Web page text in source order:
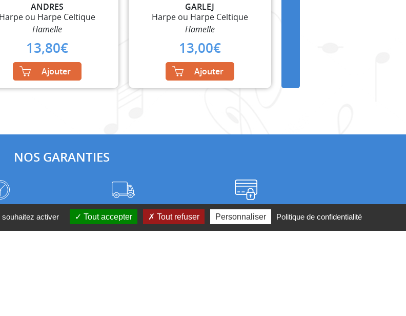
ANDRES
Harpe ou Harpe Celtique
Hamelle
13,80€
Ajouter
GARLEJ
Harpe ou Harpe Celtique
Hamelle
13,00€
Ajouter
NOS GARANTIES
Frais de port à prix coûtant Paiement sécurisé
activer Tout accepter Tout refuser Personnaliser Politique de confidentialité